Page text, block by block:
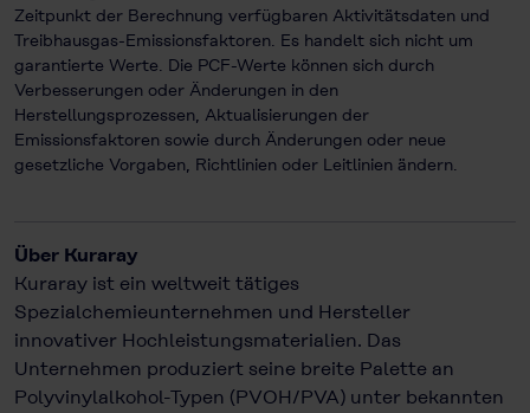
Zeitpunkt der Berechnung verfügbaren Aktivitätsdaten und
Treibhausgas-Emissionsfaktoren. Es handelt sich nicht um
garantierte Werte. Die PCF-Werte können sich durch
Verbesserungen oder Änderungen in den
Herstellungsprozessen, Aktualisierungen der
Emissionsfaktoren sowie durch Änderungen oder neue
gesetzliche Vorgaben, Richtlinien oder Leitlinien ändern.
Über Kuraray
Kuraray ist ein weltweit tätiges
Spezialchemieunternehmen und Hersteller
innovativer Hochleistungsmaterialien. Das
Unternehmen produziert seine breite Palette an
Polyvinylalkohol-Typen (PVOH/PVA) unter bekannten